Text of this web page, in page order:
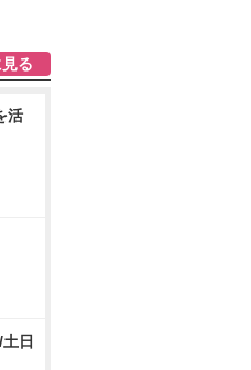
る
活
日